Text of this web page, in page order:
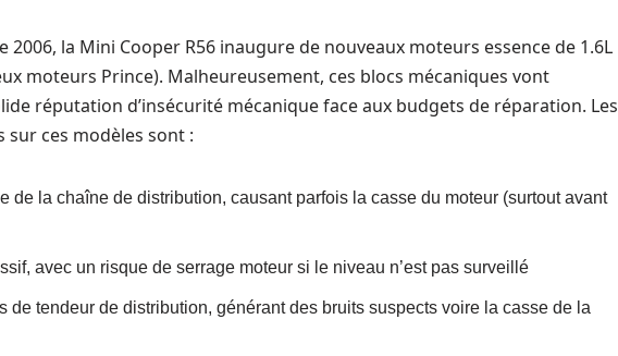
2006, la Mini Cooper R56 inaugure de nouveaux moteurs essence de 1.6L
moteurs Prince). Malheureusement, ces blocs mécaniques vont
réputation d’insécurité mécanique face aux budgets de réparation. Les
ces modèles sont :
de la chaîne de distribution, causant parfois la casse du moteur (surtout avant
avec un risque de serrage moteur si le niveau n’est pas surveillé
de tendeur de distribution, générant des bruits suspects voire la casse de la